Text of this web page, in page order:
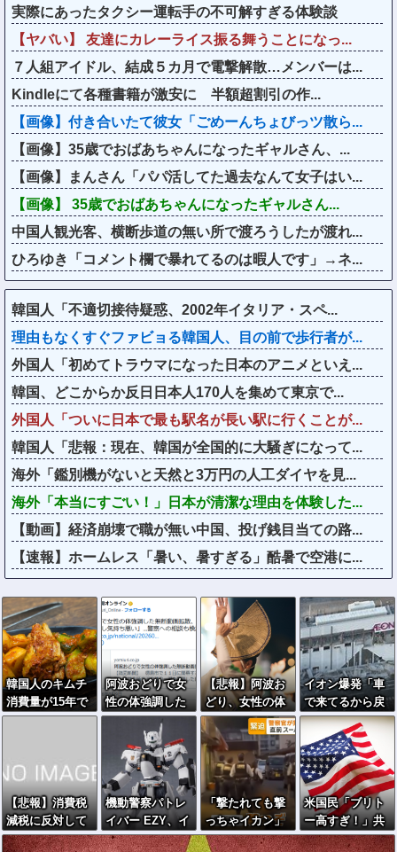
実際にあったタクシー運転手の不可解すぎる体験談
【ヤバい】 友達にカレーライス振る舞うことになっ...
７人組アイドル、結成５カ月で電撃解散…メンバーは...
Kindleにて各種書籍が激安に 半額超割引の作...
【画像】付き合いたて彼女「ごめーんちょびっツ散ら...
【画像】35歳でおばあちゃんになったギャルさん、...
【画像】まんさん「パパ活してた過去なんて女子はい...
【画像】 35歳でおばあちゃんになったギャルさん...
中国人観光客、横断歩道の無い所で渡ろうしたが渡れ...
ひろゆき「コメント欄で暴れてるのは暇人です」→ネ...
韓国人「不適切接待疑惑、2002年イタリア・スペ...
理由もなくすぐファビョる韓国人、目の前で歩行者が...
外国人「初めてトラウマになった日本のアニメといえ...
韓国、どこからか反日日本人170人を集めて東京で...
外国人「ついに日本で最も駅名が長い駅に行くことが...
韓国人「悲報：現在、韓国が全国的に大騒ぎになって...
海外「鑑別機がないと天然と3万円の人工ダイヤを見...
海外「本当にすごい！」日本が清潔な理由を体験した...
【動画】経済崩壊で職が無い中国、投げ銭目当ての路...
【速報】ホームレス「暑い、暑すぎる」酷暑で空港に...
韓国人のキムチ
消費量が15年で
急減「１日中食
阿波おどりで女
性の体強調した
無断動画拡散、
憤る踊り手「悲
しいし気持ち悪
い」…悪質なケ
ースは警察への
相談検討
【悲報】阿波お
どり、女性の体
を狙った盗撮動
画が横行「悲し
いし、気持ち悪
い」
イオン爆発「車
で来てるから戻
るしかない」避
難後に館内へ…
現場の実態が判
明
【悲報】消費税
減税に反対して
いる自民党議員9
機動警察パトレ
イバー EZY、イ
ングラム・プラ
「撃たれても撃
っちゃイカン」
警視庁OBが明か
米国民「ブリト
ー高すぎ！」共
和党議員「泣き